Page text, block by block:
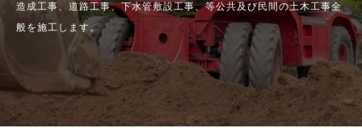
造成工事、道路工事、下水管敷設工事、等公共及び民間の土木工事全
般を施工します。